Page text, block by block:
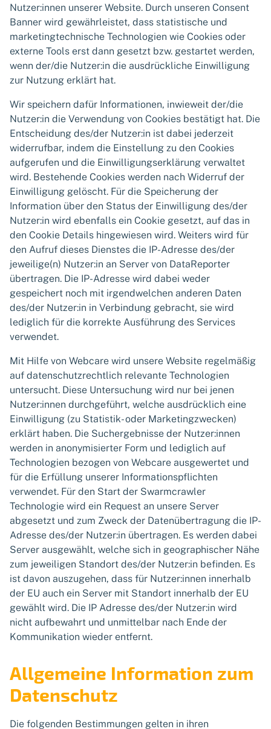
Nutzer:innen unserer Website. Durch unseren Consent
Banner wird gewährleistet, dass statistische und
marketingtechnische Technologien wie Cookies oder
externe Tools erst dann gesetzt bzw. gestartet werden,
wenn der/die Nutzer:in die ausdrückliche Einwilligung
zur Nutzung erklärt hat.
Wir speichern dafür Informationen, inwieweit der/die
Nutzer:in die Verwendung von Cookies bestätigt hat. Die
Entscheidung des/der Nutzer:in ist dabei jederzeit
widerrufbar, indem die Einstellung zu den Cookies
aufgerufen und die Einwilligungserklärung verwaltet
wird. Bestehende Cookies werden nach Widerruf der
Einwilligung gelöscht. Für die Speicherung der
Information über den Status der Einwilligung des/der
Nutzer:in wird ebenfalls ein Cookie gesetzt, auf das in
den Cookie Details hingewiesen wird. Weiters wird für
den Aufruf dieses Dienstes die IP-Adresse des/der
jeweilige(n) Nutzer:in an Server von DataReporter
übertragen. Die IP-Adresse wird dabei weder
gespeichert noch mit irgendwelchen anderen Daten
des/der Nutzer:in in Verbindung gebracht, sie wird
lediglich für die korrekte Ausführung des Services
verwendet.
Mit Hilfe von Webcare wird unsere Website regelmäßig
auf datenschutzrechtlich relevante Technologien
untersucht. Diese Untersuchung wird nur bei jenen
Nutzer:innen durchgeführt, welche ausdrücklich eine
Einwilligung (zu Statistik- oder Marketingzwecken)
erklärt haben. Die Suchergebnisse der Nutzer:innen
werden in anonymisierter Form und lediglich auf
Technologien bezogen von Webcare ausgewertet und
für die Erfüllung unserer Informationspflichten
verwendet. Für den Start der Swarmcrawler
Technologie wird ein Request an unsere Server
abgesetzt und zum Zweck der Datenübertragung die IP-
Adresse des/der Nutzer:in übertragen. Es werden dabei
Server ausgewählt, welche sich in geographischer Nähe
zum jeweiligen Standort des/der Nutzer:in befinden. Es
ist davon auszugehen, dass für Nutzer:innen innerhalb
der EU auch ein Server mit Standort innerhalb der EU
gewählt wird. Die IP Adresse des/der Nutzer:in wird
nicht aufbewahrt und unmittelbar nach Ende der
Kommunikation wieder entfernt.
Allgemeine Information zum
Datenschutz
Die folgenden Bestimmungen gelten in ihren